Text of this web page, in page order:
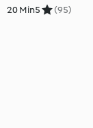
20 Min5 (95)